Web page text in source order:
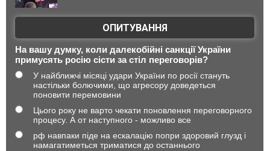
ОПИТУВАННЯ
На вашу думку, коли далекобійні санкції України
примусять росію сісти за стіл переговорів?
У найближчі місяці удари України по росії стануть
настільки болючими, що агресору доведеться
поновити перемовини
Цього року не варто чекати поновлення переговорного
процесу. А от наступного - можливо все
рф навпаки піде на ескалацію попри здоровий глузд і
намагатиметься триматися до останнього